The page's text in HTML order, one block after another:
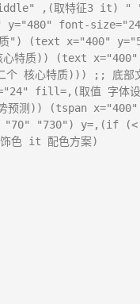
,(取特征3 it)
y="480" font-
质") (text x="400"
心特质)) (text
个 核心特质))) ;; 底
fill=,(取值 字体
预测)) (tspan
"730") y=,(if (<
色 it 配色方案)